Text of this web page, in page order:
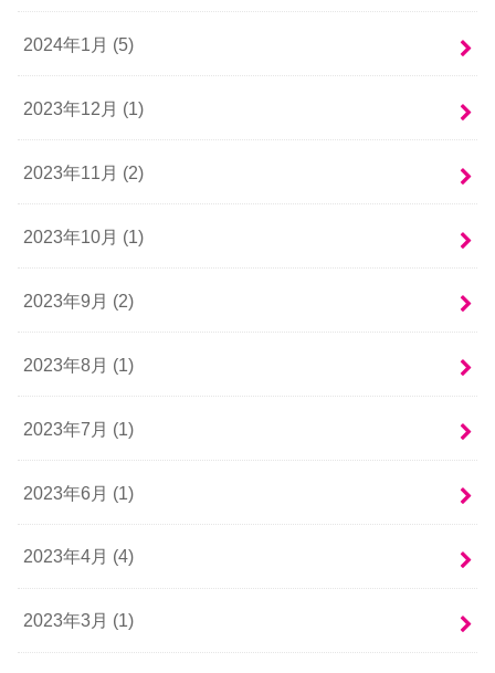
2024年1月 (5)
2023年12月 (1)
2023年11月 (2)
2023年10月 (1)
2023年9月 (2)
2023年8月 (1)
2023年7月 (1)
2023年6月 (1)
2023年4月 (4)
2023年3月 (1)